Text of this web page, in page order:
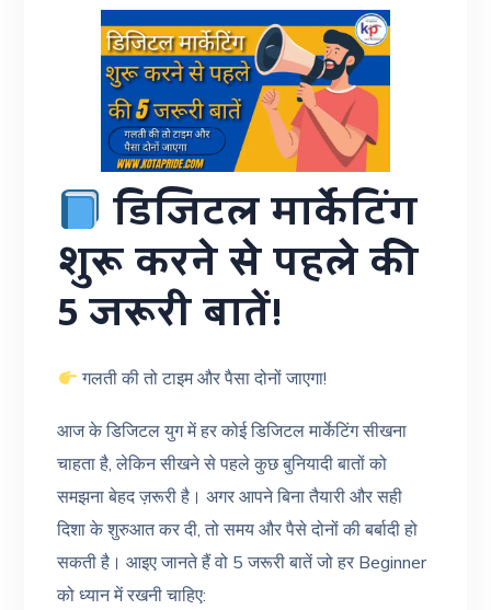
डिजिटल मार्केटिंग
शुरू करने से पहले की
5 जरूरी बातें!
गलती की तो टाइम और पैसा दोनों जाएगा!
आज के डिजिटल युग में हर कोई डिजिटल मार्केटिंग सीखना
चाहता है, लेकिन सीखने से पहले कुछ बुनियादी बातों को
समझना बेहद ज़रूरी है। अगर आपने बिना तैयारी और सही
दिशा के शुरुआत कर दी, तो समय और पैसे दोनों की बर्बादी हो
सकती है। आइए जानते हैं वो 5 जरूरी बातें जो हर Beginner
को ध्यान में रखनी चाहिए: